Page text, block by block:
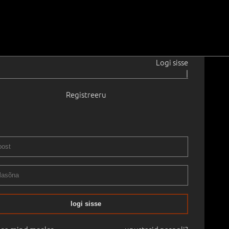
Logi sisse
|
Registreeru
logi sisse
cmRaamita
XXIV OKSJON 2009 kevad28.04.2009
-